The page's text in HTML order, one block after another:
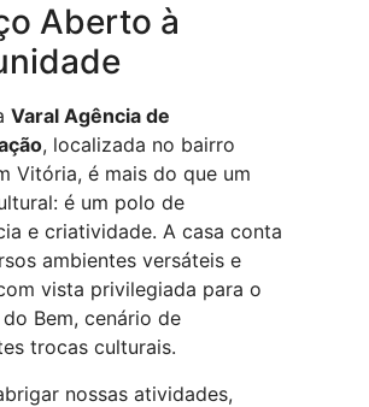
Aberto à
Varal Agência de
, localizada no bairro
Vitória, é mais do que um
é um polo de
e criatividade. A casa conta
ambientes versáteis e
vista privilegiada para o
Bem, cenário de
trocas culturais.
nossas atividades,